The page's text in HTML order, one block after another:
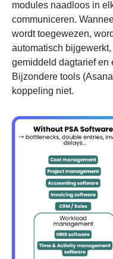
modules naadloos in
communiceren.
wordt toegewezen,
automatisch bijgewerkt,
gemiddeld dagtarief en
Bijzondere tools
koppeling niet.